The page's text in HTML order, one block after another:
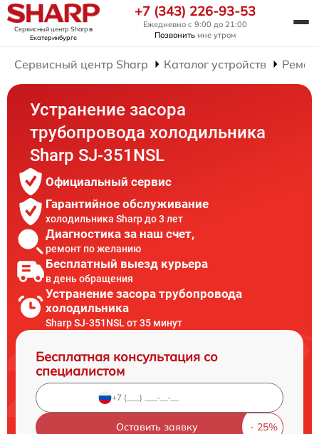
Сервисный центр Sharpв
Екатеринбурге
+7 (343) 226-93-53
Ежедневно с 9:00 до 21:00
Позвонить мне утром
Сервисный центр Sharp Каталог устройств
Устранение засора
трубопровода холодильника
Sharp SJ-351NSL
Официальный сервис
Гарантийное обслуживание
холодильника Sharp до 3 лет
Диагностика за наш счет,
ремонт по желанию
Бесплатный выезд курьера
в день обращения
Устранение засора трубопровода
холодильника
Sharp SJ-351NSL от 35 минут
Бесплатная консультация со
специалистом
Оставить заявку